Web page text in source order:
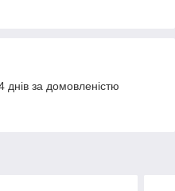
за домовленістю